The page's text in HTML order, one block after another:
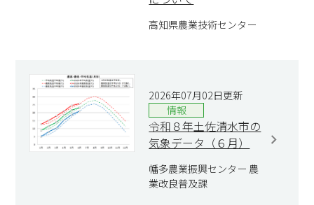
高知県農業技術センター
2026年07月02日更新
情報
令和８年土佐清水市の
気象データ（６月）
幡多農業振興センター 農
業改良普及課